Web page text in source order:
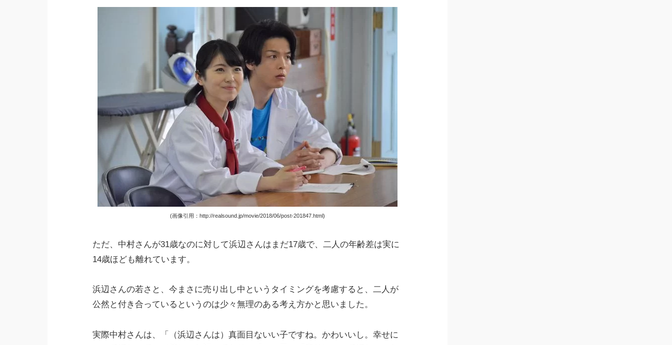
(画像引用：http://realsound.jp/movie/2018/06/post-201847.html)
ただ、中村さんが31歳なのに対して浜辺さんはまだ17歳で、二人の年齢差は実に
14歳ほども離れています。
浜辺さんの若さと、今まさに売り出し中というタイミングを考慮すると、二人が
公然と付き合っているというのは少々無理のある考え方かと思いました。
実際中村さんは、「（浜辺さんは）真面目ないい子ですね。かわいいし。幸せに